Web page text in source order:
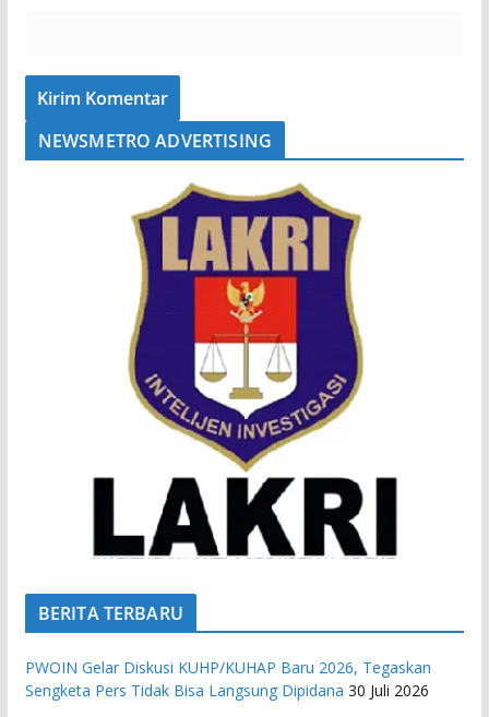
NEWSMETRO ADVERTISING
BERITA TERBARU
PWOIN Gelar Diskusi KUHP/KUHAP Baru 2026, Tegaskan
Sengketa Pers Tidak Bisa Langsung Dipidana 30 Juli 2026